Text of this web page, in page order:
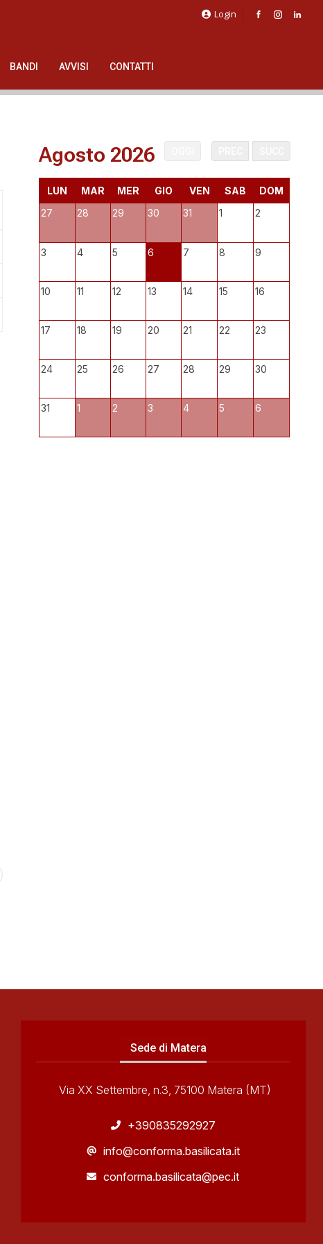
Login
BANDI AVVISI CONTATTI
Agosto 2026
LUN MAR MER GIO VEN SAB
DOM
27
28 29 30 31 1 2
3 4 5 6 7 8 9
10 11 12 13 14 15 16
17 18 19 20 21 22 23
24 25 26 27 28 29 30
31 1 2 3 4 5 6
Sede di Matera
Via XX Settembre, n.3, 75100 Matera (MT)
+390835292927
info@conforma.basilicata.it
conforma.basilicata@pec.it